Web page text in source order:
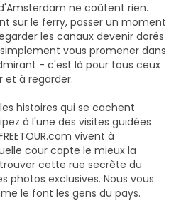
ne coûtent rien.
sur le ferry, passer un moment
les canaux devenir dorés
vous promener dans
- c'est là pour tous ceux
et à regarder.
histoires qui se cachent
à l'une des visites guidées
vivent à
cour capte le mieux la
cette rue secrète du
photos exclusives. Nous vous
le font les gens du pays.